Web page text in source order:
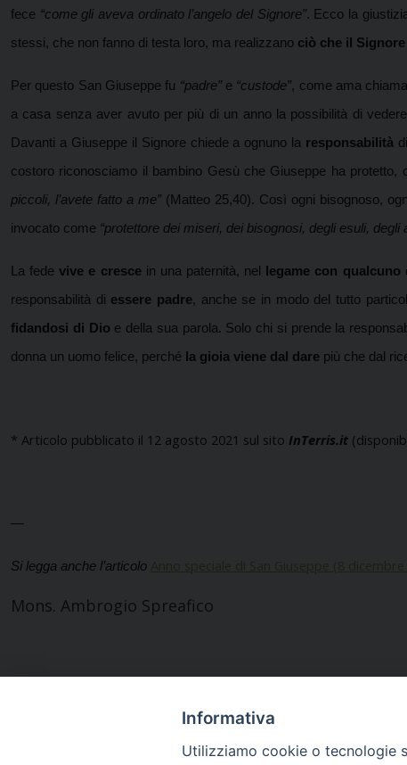
fece “come gli aveva ordinato l’angelo del Signore”. Ecco la
stessi, che non fanno di testa loro, ma realizzano ciò che il
Per questo San Giuseppe fu “padre”e “custode”, come ama
a casa senza aver avuto per più di un anno la possibilità di
Davanti a Giuseppe il Signore chiede a ognuno la responsabilità
costoro riconosciamo il bambino Gesù che Giuseppe ha protetto,
piccoli, l’avete fatto a me” (Matteo 25,40). Così ogni bisognoso,
invocato come “protettore dei miseri, dei bisognosi, degli esuli, degli
La fedevive e crescein una paternità, nel legame con qualcuno
responsabilità di essere padre, anche se in modo del tutto
fidandosi di Dio e della sua parola. Solo chi si prende la
donna un uomo felice, perché la gioia viene dal dare più che dal
* Articolo pubblicato il 12 agosto 2021 sul sito InTerris.it
—
Si legga anche l’articolo Anno speciale di San Giuseppe (8
Mons. Ambrogio Spreafico
Informativa
Utilizziamo cookie o tecnologie